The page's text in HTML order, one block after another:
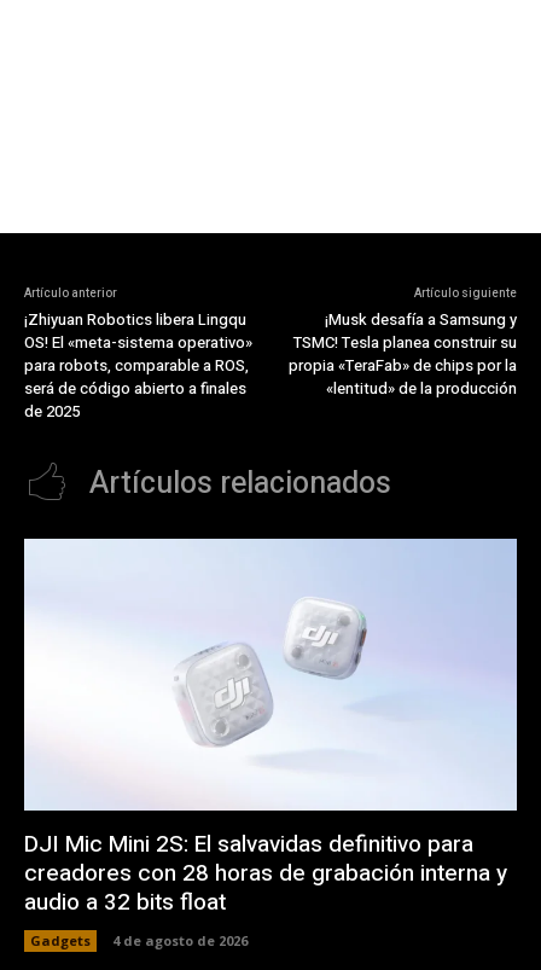
Artículo anterior
¡Zhiyuan Robotics libera Lingqu
OS! El «meta-sistema operativo»
para robots, comparable a ROS,
será de código abierto a finales
de 2025
Artículo siguiente
¡Musk desafía a Samsung y
TSMC! Tesla planea construir su
propia «TeraFab» de chips por la
«lentitud» de la producción
Artículos relacionados
DJI Mic Mini 2S: El salvavidas definitivo para
creadores con 28 horas de grabación interna y
audio a 32 bits float
Gadgets 4 de agosto de 2026